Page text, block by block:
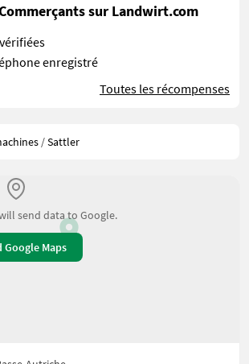
sur Landwirt.com
enregistré
Toutes les récompenses
/Sattler
send data to Google.
Google Maps